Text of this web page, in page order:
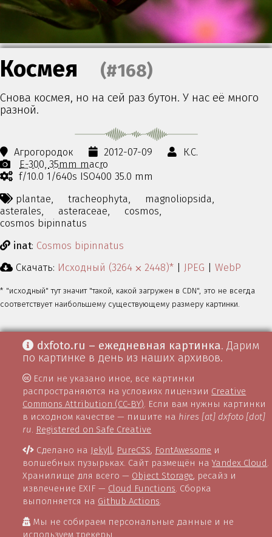
Космея (#168)
Снова космея, но на сей раз бутон. У нас её много
разной.
Агрогородок 2012-07-09
К.С.
E-300 35mm macro
f/10.0 1/640s ISO400 35.0 mm
plantae,
tracheophyta,
magnoliopsida,
asterales,
asteraceae,
cosmos,
cosmos bipinnatus
inat: Cosmos bipinnatus
Скачать: Исходный (3264 ⨉ 2448)* JPEG WebP
* "исходный" тут значит "такой, какой загружен в CDN", это не всегда
соответствует наибольшему существующему размеру картинки.
dxfoto.ru – ежедневная картинка. Дарим
по картинке в день из наших архивов.
Если не указано иное, все картинки
распространяются на условиях лицензии Creative
Commons Attribution (CC-BY). Если вам нужны картинки
в исходном качестве — пишите на hires [at] dxfoto [dot]
ru. Registered on Safe Creative
Сделано на Jekyll, PureCSS, FontAwesome и
волшебных пузырьках. Сайт размещён наYandex Cloud.
Хранилище для всего — Object Storage, ресайз и
извлечение EXIF — Cloud Functions. Сборка
выполняется на Github Actions.
Мы не собираем персональные данные и не
используем трекеры.